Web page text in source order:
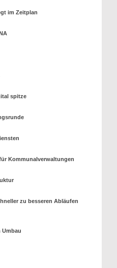
im Zeitplan
spitze
Kommunalverwaltungen
zu besseren Abläufen
Umbau